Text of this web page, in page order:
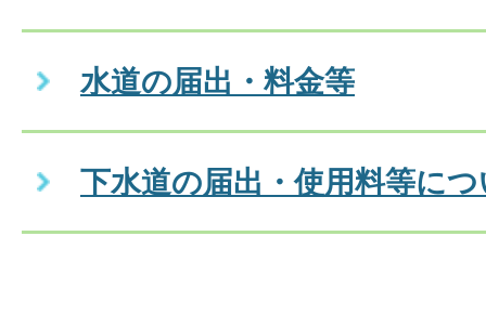
水道の届出・料金等
下水道の届出・使用料等に